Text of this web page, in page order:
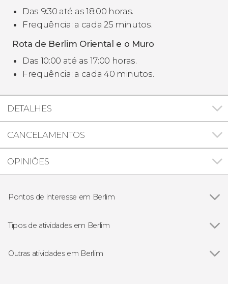
Das 9:30 até as 18:00 horas.
Frequência: a cada 25 minutos.
Rota de Berlim Oriental e o Muro
Das 10:00 até as 17:00 horas.
Frequência: a cada 40 minutos.
DETALHES
CANCELAMENTOS
OPINIÕES
Pontos de interesse em Berlim
Memorial do Muro de Berlim
Reichstag
Tipos de atividades em Berlim
Ingressos
Outras atividades em Berlim
Tour da cerveja por Berlim